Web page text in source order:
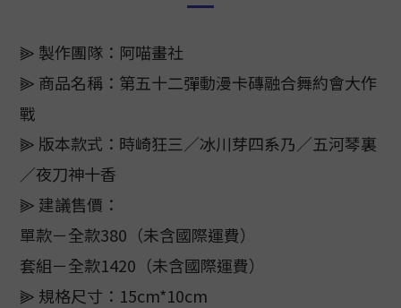
⫸ 製作團隊：阿喵畫社
⫸ 商品名稱：第五十二彈動漫卡磚融合舞約會大作
戰
⫸ 版本款式：時崎狂三／冰川芽四系乃／五河琴裏
／夜刀神十香
⫸ 建議售價：
單款－全款380（未含國際運費）
套組－全款1420（未含國際運費）
⫸ 規格尺寸：15cm*10cm